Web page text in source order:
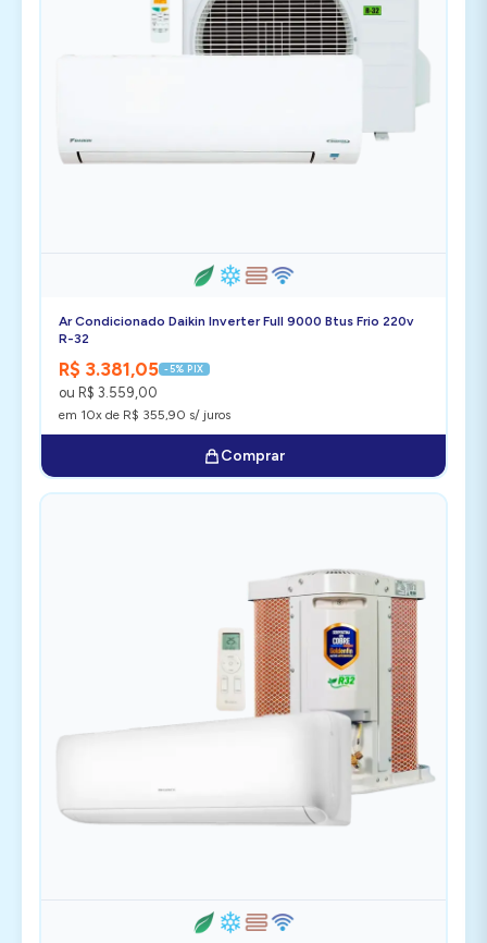
Ar Condicionado Daikin Inverter Full 9000 Btus Frio 220v
R-32
R$ 3.381,05 -5% PIX
ou R$ 3.559,00
em 10x de R$ 355,90 s/ juros
Comprar